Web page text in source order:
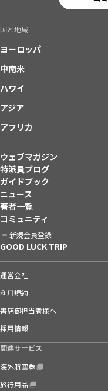
国と地域
ヨーロッパ
中南米
ハワイ
アジア
アフリカ
ウェブマガジン
特派員ブログ
ガイドブック
ニュース
著者一覧
コミュニティ
新規会員登録
GOOD LUCK TRIP
運営会社
利用規約
書店御担当者様へ
採用情報
関連サービス
海外航空券
旅行用品